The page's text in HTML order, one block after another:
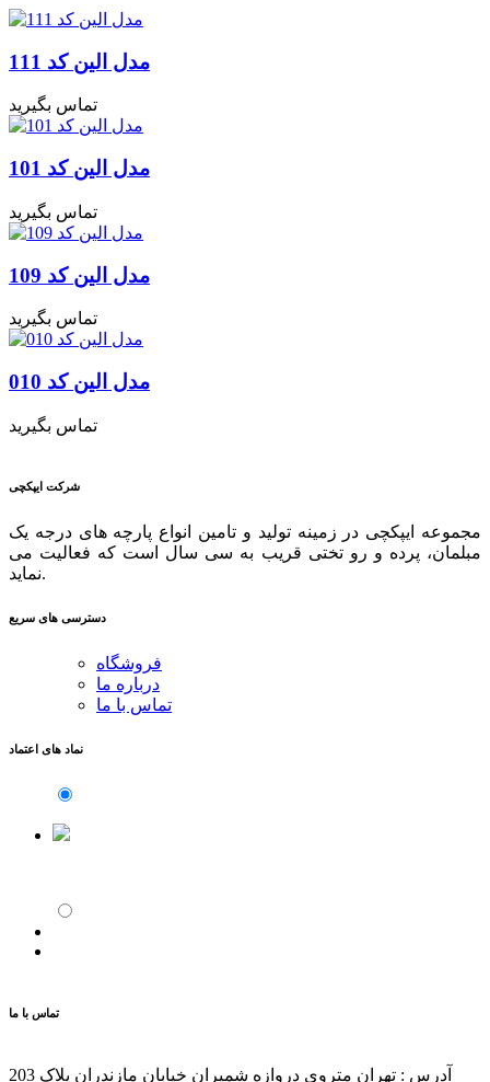
مدل الین کد 111
تماس بگیرید
مدل الین کد 101
تماس بگیرید
مدل الین کد 109
تماس بگیرید
مدل الین کد 010
تماس بگیرید
شرکت ایپکچی
مجموعه ایپکچی در زمینه تولید و تامین انواع پارچه های درجه یک
مبلمان، پرده و رو تختی قریب به سی سال است که فعالیت می
نماید.
دسترسی های سریع
فروشگاه
درباره ما
تماس با ما
نماد های اعتماد
تماس با ما
آدرس : تهران متروی دروازه شمیران خیابان مازندران پلاک 203